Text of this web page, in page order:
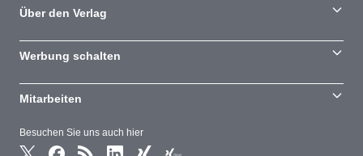
Besuchen Sie uns auch hier
Über den Verlag
Werbung schalten
Mitarbeiten